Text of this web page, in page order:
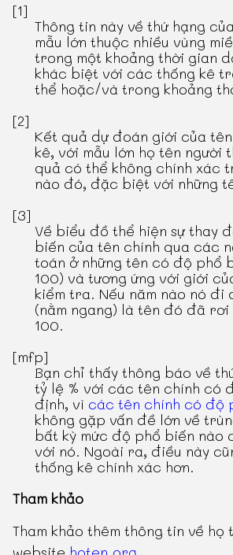
[1]
Thông tin này về thứ hạng
mẫu lớn thuộc nhiều vùng
trong một khoảng thời gian
khác biệt với các thống kê
thể hoặc/và trong khoảng
[2]
Kết quả dự đoán giới của
kê, với mẫu lớn họ tên người
quả có thể không chính xác
nào đó, đặc biệt với những
[3]
Về biểu đồ thể hiện sự thay
biến của tên chính qua các
toán ở những tên có độ phổ
100) và tương ứng với giới
kiểm tra. Nếu năm nào nó đi
(nằm ngang) là tên đó đã
100.
[mfp]
Bạn chỉ thấy thông báo về
tỷ lệ % với các tên chính có
định, vì các tên chính có độ
không gặp vấn đề lớn về
bất kỳ mức độ phổ biến nào
với nó. Ngoài ra, điều này
thống kê chính xác hơn.
Tham khảo
Tham khảo thêm thông tin về họ